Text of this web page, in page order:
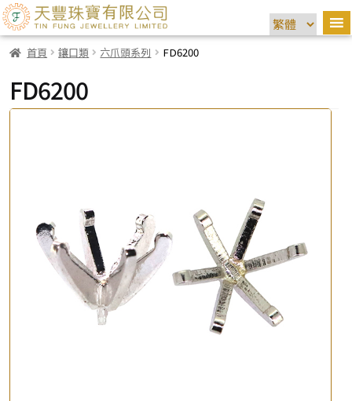
首頁 鑲口類 六爪頭系列 FD6200
FD6200